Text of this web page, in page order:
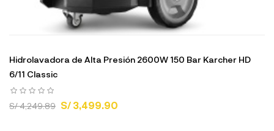
Hidrolavadora de Alta Presión 2600W 150 Bar Karcher HD
6/11 Classic
S/ 4,249.89 S/ 3,499.90